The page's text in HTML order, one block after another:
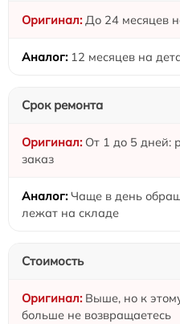
До 24 месяцев
12 месяцев на
Срок ремонта
От 1 до 5 дней:
заказ
Чаще в день
лежат на складе
Стоимость
Выше, но к
больше не возвращаетесь